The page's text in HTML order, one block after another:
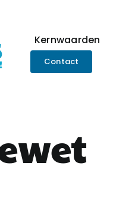
Kernwaarden
Contact